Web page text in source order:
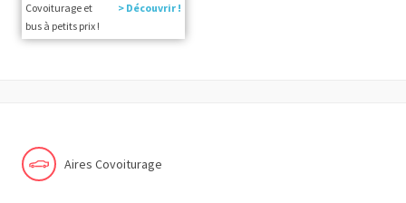
Covoiturage et
bus à petits prix !
> Découvrir !
Aires Covoiturage